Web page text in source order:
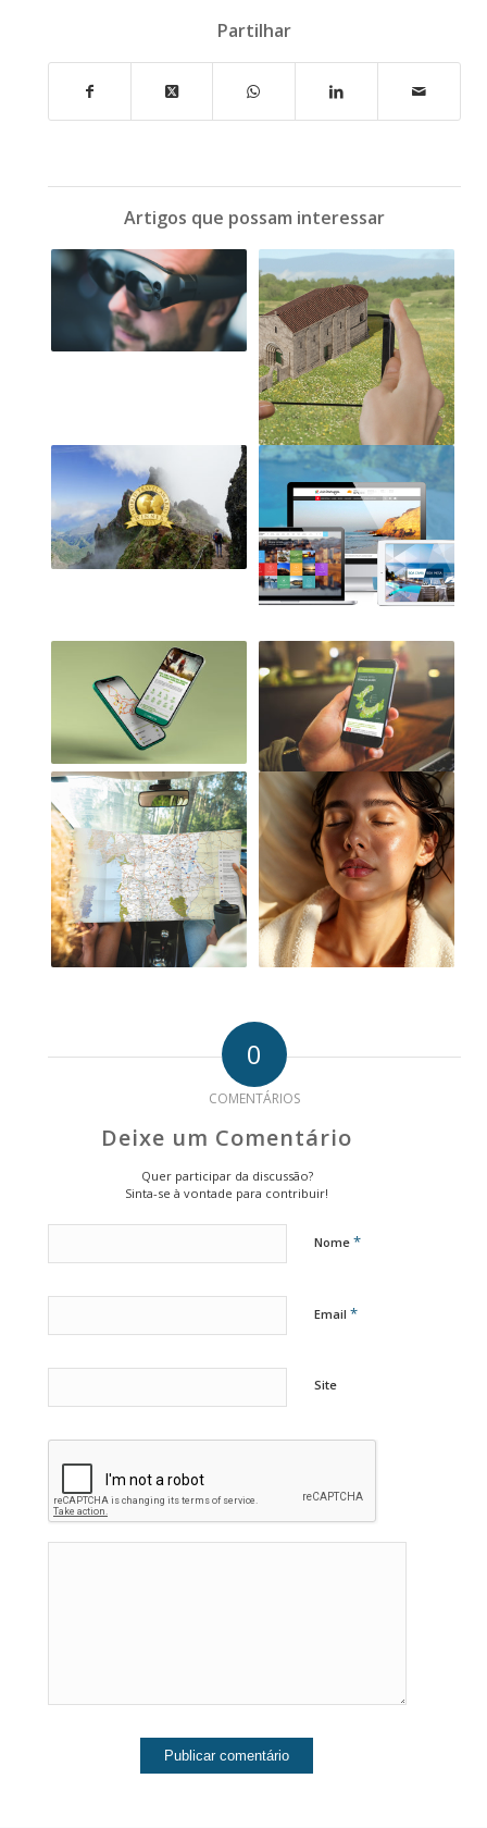
Partilhar
Artigos que possam interessar
0
COMENTÁRIOS
Deixe um Comentário
Quer participar da discussão?
Sinta-se à vontade para contribuir!
Nome *
Email *
Site